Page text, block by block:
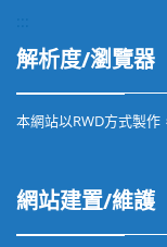
解析度/瀏覽器
本網站以RWD方式製
網站建置/維護